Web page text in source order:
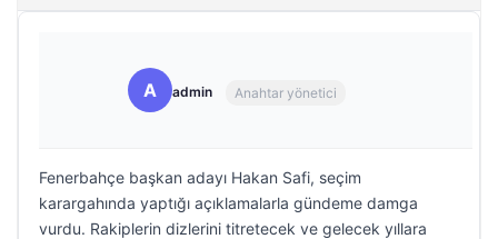
A admin Anahtar yönetici
Fenerbahçe başkan adayı Hakan Safi, seçim
karargahında yaptığı açıklamalarla gündeme damga
vurdu. Rakiplerin dizlerini titretecek ve gelecek yıllara